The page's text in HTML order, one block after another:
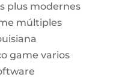
plus modernes
múltiples
game varios